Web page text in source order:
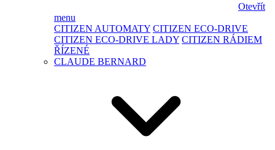
Otevřít
menu
CITIZEN AUTOMATY CITIZEN ECO-DRIVE
CITIZEN ECO-DRIVE LADY CITIZEN RÁDIEM
ŘÍZENÉ
CLAUDE BERNARD